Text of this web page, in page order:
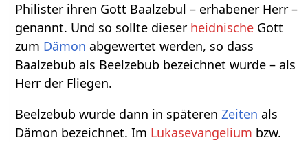
Philister ihren Gott Baalzebul – erhabener Herr –
genannt. Und so sollte dieser heidnische Gott
zum Dämon abgewertet werden, so dass
Baalzebub als Beelzebub bezeichnet wurde – als
Herr der Fliegen.
Beelzebub wurde dann in späterenZeiten als
Dämon bezeichnet. Im Lukasevangelium bzw.